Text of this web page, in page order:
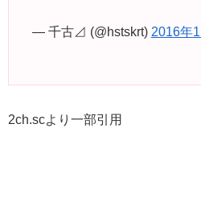
— 千古⊿ (@hstskrt) 2016年
2ch.scより一部引用